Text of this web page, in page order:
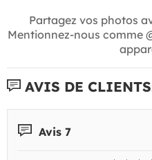
Partagez vos photos
Mentionnez-nous comme
AVIS DE
Avis 7